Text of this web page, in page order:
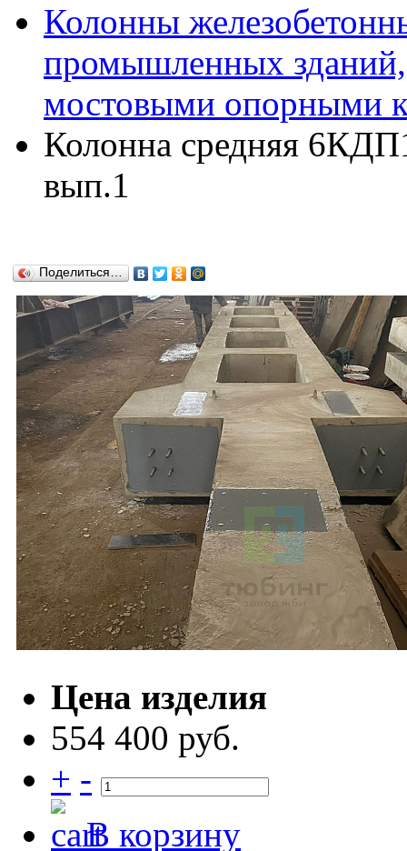
Колонны
промышленных
мостовыми опорными
Колонна средняя
вып.1
Поделиться…
Цена изделия
554 400 руб.
+ -
В корзину